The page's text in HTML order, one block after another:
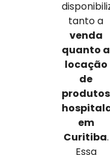
tanto a
venda
quanto a
locação
de
produtos
em
Curitiba.
Essa